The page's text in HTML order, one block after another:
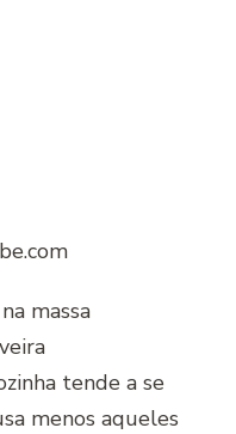
massa
tende a se
menos aqueles